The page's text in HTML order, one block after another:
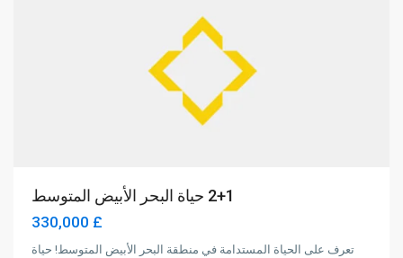
2+1 حياة البحر الأبيض المتوسط
£ 330,000
تعرف على الحياة المستدامة في منطقة البحر الأبيض المتوسط! حياة